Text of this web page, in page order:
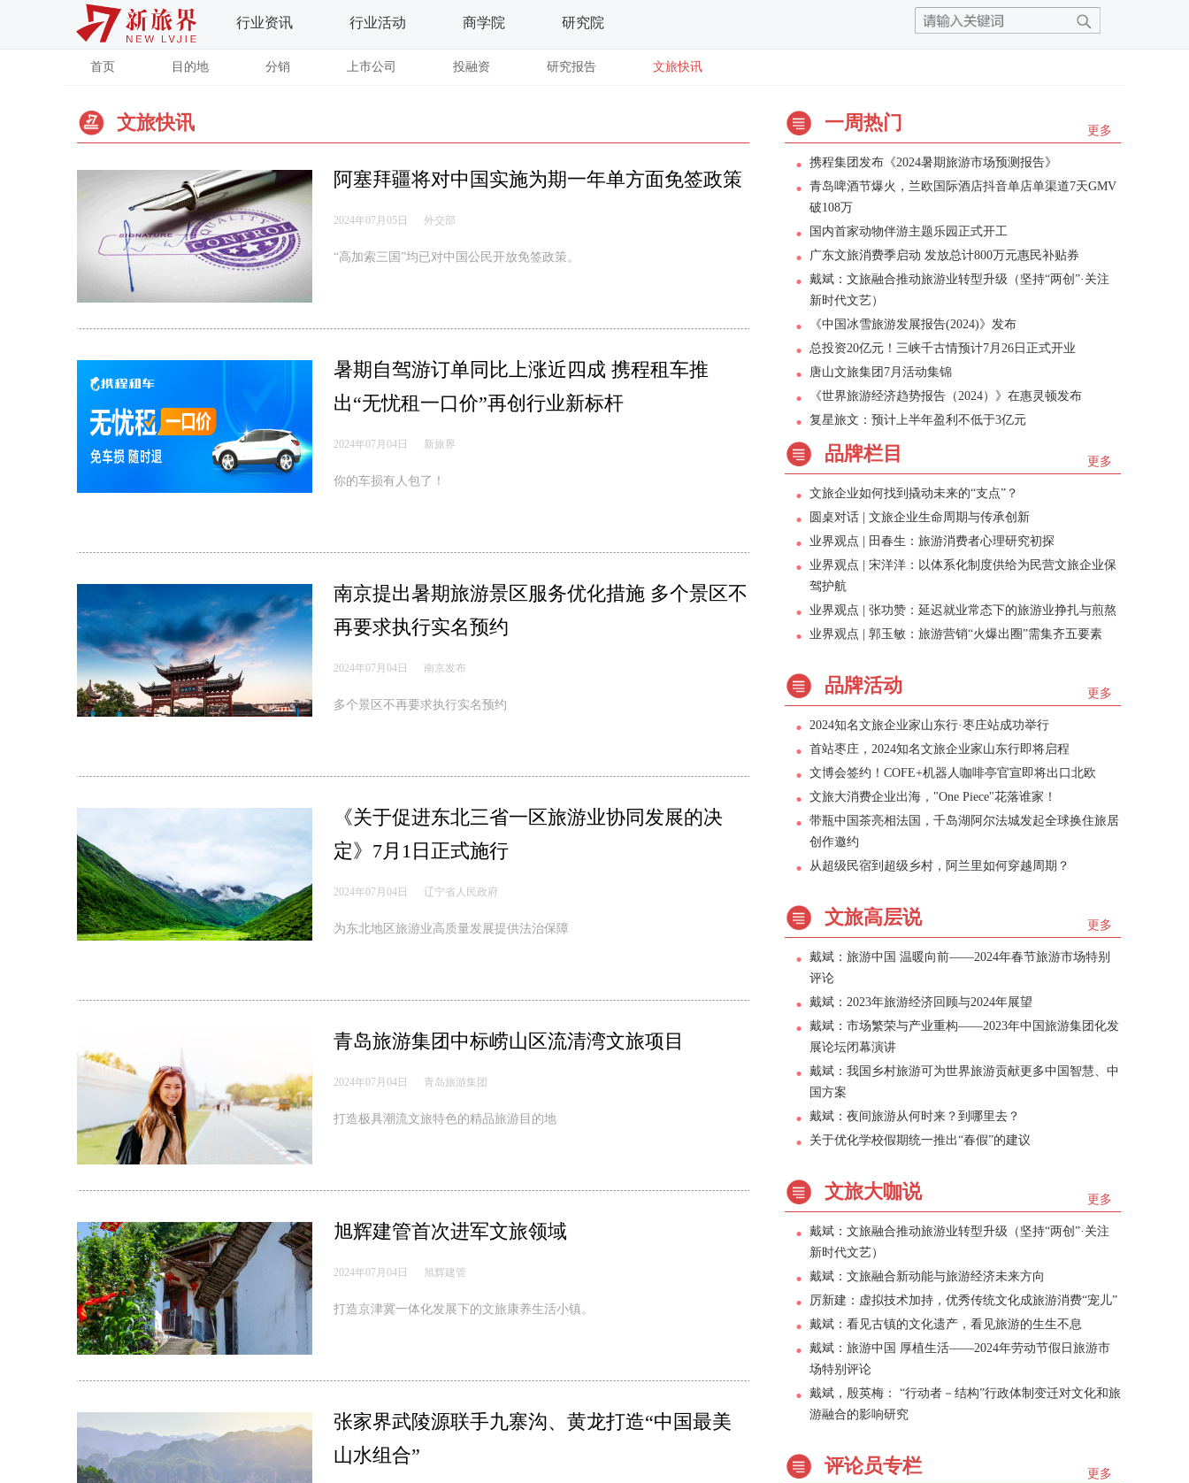
行业资讯 行业活动 商学院 研究院
首页 目的地 分销 上市公司 投融资 研究报告 文旅快讯
文旅快讯
阿塞拜疆将对中国实施为期一年单方面免签政策
2024年07月05日 外交部
“高加索三国”均已对中国公民开放免签政策。
暑期自驾游订单同比上涨近四成 携程租车推
出“无忧租一口价”再创行业新标杆
2024年07月04日 新旅界
你的车损有人包了！
南京提出暑期旅游景区服务优化措施 多个景区不
再要求执行实名预约
2024年07月04日 南京发布
多个景区不再要求执行实名预约
《关于促进东北三省一区旅游业协同发展的决
定》7月1日正式施行
2024年07月04日 辽宁省人民政府
为东北地区旅游业高质量发展提供法治保障
青岛旅游集团中标崂山区流清湾文旅项目
2024年07月04日 青岛旅游集团
打造极具潮流文旅特色的精品旅游目的地
旭辉建管首次进军文旅领域
2024年07月04日 旭辉建管
打造京津冀一体化发展下的文旅康养生活小镇。
张家界武陵源联手九寨沟、黄龙打造“中国最美
山水组合”
更多
一周热门
携程集团发布《2024暑期旅游市场预测报告》
青岛啤酒节爆火，兰欧国际酒店抖音单店单渠道7天GMV
破108万
国内首家动物伴游主题乐园正式开工
广东文旅消费季启动 发放总计800万元惠民补贴券
戴斌：文旅融合推动旅游业转型升级（坚持“两创”·关注
新时代文艺）
《中国冰雪旅游发展报告(2024)》发布
总投资20亿元！三峡千古情预计7月26日正式开业
唐山文旅集团7月活动集锦
《世界旅游经济趋势报告（2024）》在惠灵顿发布
复星旅文：预计上半年盈利不低于3亿元
更多
品牌栏目
文旅企业如何找到撬动未来的“支点”？
圆桌对话 | 文旅企业生命周期与传承创新
业界观点 | 田春生：旅游消费者心理研究初探
业界观点 | 宋洋洋：以体系化制度供给为民营文旅企业保
驾护航
业界观点 | 张功赞：延迟就业常态下的旅游业挣扎与煎熬
业界观点 | 郭玉敏：旅游营销“火爆出圈”需集齐五要素
更多
品牌活动
2024知名文旅企业家山东行·枣庄站成功举行
首站枣庄，2024知名文旅企业家山东行即将启程
文博会签约！COFE+机器人咖啡亭官宣即将出口北欧
文旅大消费企业出海，"One Piece"花落谁家！
带瓶中国茶亮相法国，千岛湖阿尔法城发起全球换住旅居
创作邀约
从超级民宿到超级乡村，阿兰里如何穿越周期？
更多
文旅高层说
戴斌：旅游中国 温暖向前——2024年春节旅游市场特别
评论
戴斌：2023年旅游经济回顾与2024年展望
戴斌：市场繁荣与产业重构——2023年中国旅游集团化发
展论坛闭幕演讲
戴斌：我国乡村旅游可为世界旅游贡献更多中国智慧、中
国方案
戴斌：夜间旅游从何时来？到哪里去？
关于优化学校假期统一推出“春假”的建议
更多
文旅大咖说
戴斌：文旅融合推动旅游业转型升级（坚持“两创”·关注
新时代文艺）
戴斌：文旅融合新动能与旅游经济未来方向
厉新建：虚拟技术加持，优秀传统文化成旅游消费“宠儿”
戴斌：看见古镇的文化遗产，看见旅游的生生不息
戴斌：旅游中国 厚植生活——2024年劳动节假日旅游市
场特别评论
戴斌，殷英梅： “行动者－结构”行政体制变迁对文化和旅
游融合的影响研究
更多
评论员专栏